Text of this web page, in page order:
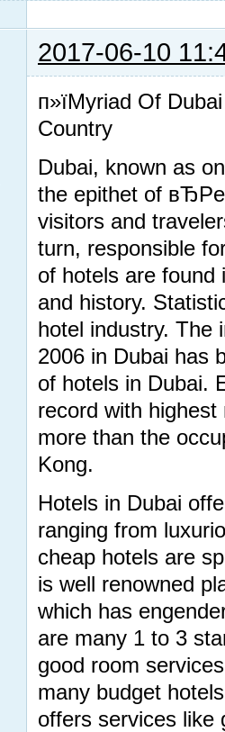
2017-06-10
п»їMyriad Of
Country
Dubai, known as
the epithet of
visitors and
turn, responsible
of hotels are found
and history.
hotel industry. The
2006 in Dubai has
of hotels in Dubai.
record with
more than the
Kong.
Hotels in Dubai
ranging from
cheap hotels are
is well renowned
which has
are many 1 to 3
good room
many budget
offers services like